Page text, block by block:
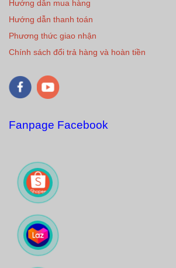
Hướng dẫn mua hàng
Hướng dẫn thanh toán
Phương thức giao nhận
Chính sách đổi trả hàng và hoàn tiền
Fanpage Facebook